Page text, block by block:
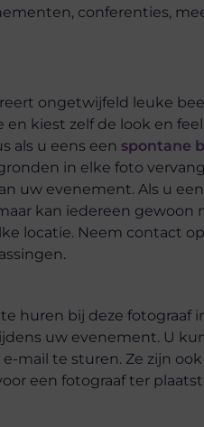
conferenties,
ongetwijfeld leuke
kiest zelf de look en
als u eens een spontane
in elke foto
uw evenement. Als u
kan iedereen
locatie. Neem contact
huren bij deze fotograaf
uw evenement. U
mail te sturen. Ze zijn
een fotograaf ter